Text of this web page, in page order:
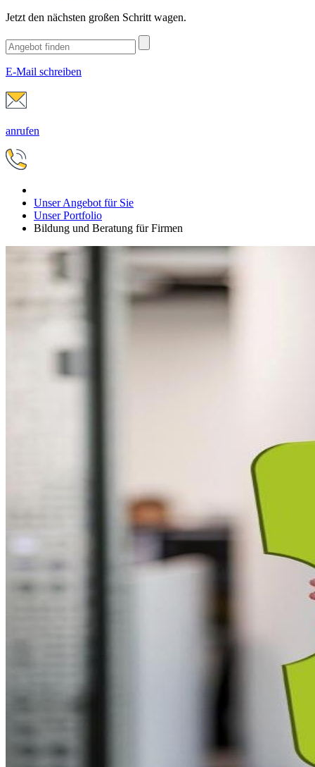
Jetzt den nächsten großen Schritt wagen.
E-Mail schreiben
anrufen
Unser Angebot für Sie
Unser Portfolio
Bildung und Beratung für Firmen